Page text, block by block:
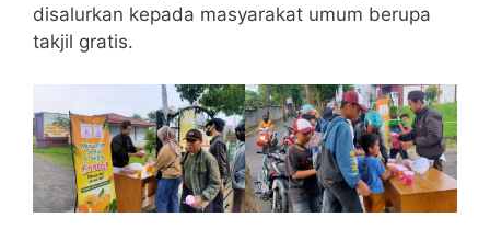
disalurkan kepada masyarakat umum berupa
takjil gratis.